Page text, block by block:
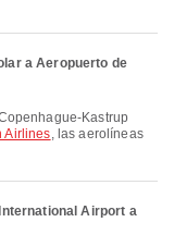
a Aeropuerto de
Airlines, las aerolíneas
Airport a